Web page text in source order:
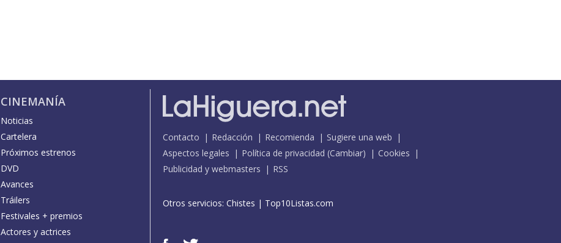
CINEMANÍA
Noticias
Cartelera
Próximos estrenos
DVD
Avances
Tráilers
Festivales + premios
Actores y actrices
Contacto Redacción Recomienda
Sugiere una web
Aspectos legales
Política de privacidad (Cambiar)
Cookies
Publicidad y webmasters
RSS
Otros servicios: Chistes | Top10Listas.com